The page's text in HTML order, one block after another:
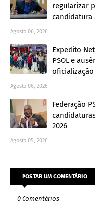
regularizar
candidatura
Agosto 06, 2026
Expedito
PSOL e
Agosto 06, 2026
Federação
2026
Agosto 05, 2026
POSTAR UM COMENTÁRIO
0 Comentários